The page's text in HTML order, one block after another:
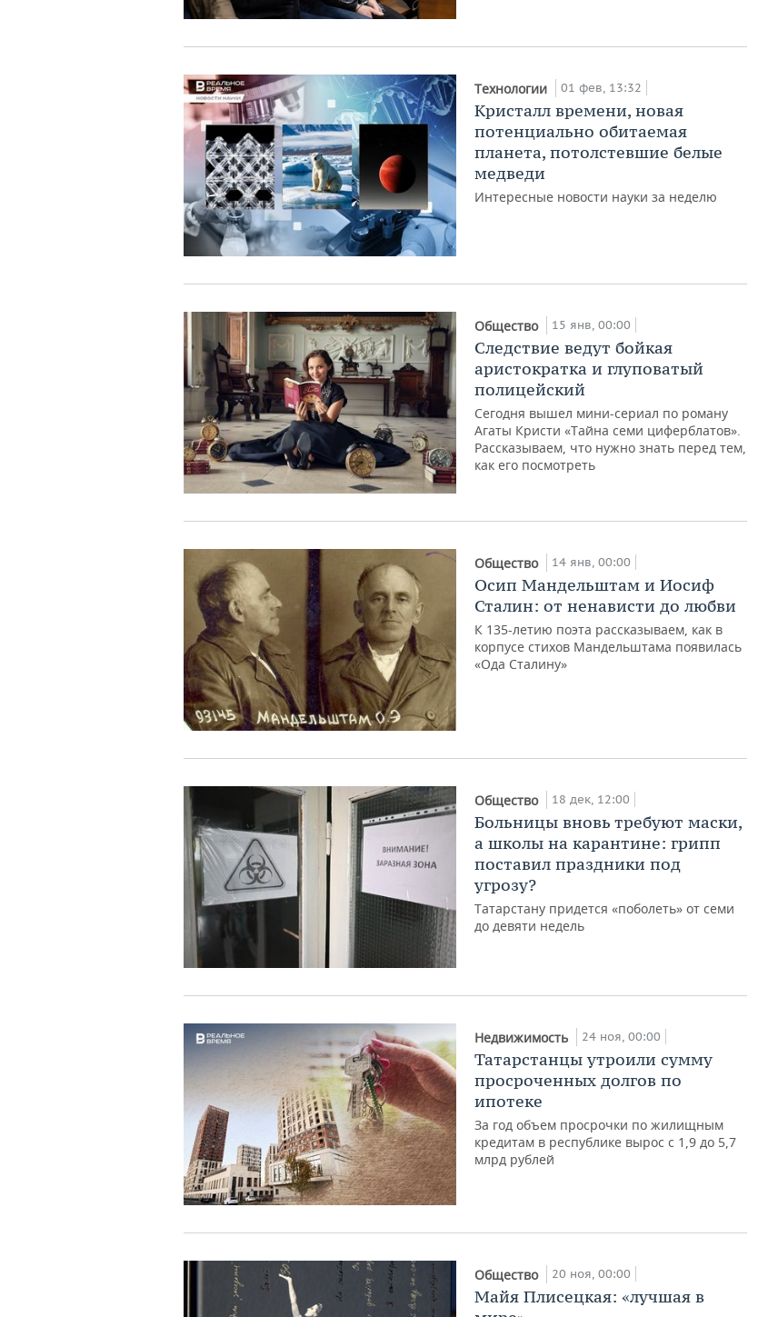
Технологии 01 фев, 13:32
Кристалл времени, новая
потенциально обитаемая
планета, потолстевшие белые
медведи
Интересные новости науки за неделю
Общество 15 янв, 00:00
Следствие ведут бойкая
аристократка и глуповатый
полицейский
Сегодня вышел мини-сериал по роману
Агаты Кристи «Тайна семи циферблатов».
Рассказываем, что нужно знать перед тем,
как его посмотреть
Общество 14 янв, 00:00
Осип Мандельштам и Иосиф
Сталин: от ненависти до любви
К 135-летию поэта рассказываем, как в
корпусе стихов Мандельштама появилась
«Ода Сталину»
Общество 18 дек, 12:00
Больницы вновь требуют маски,
а школы на карантине: грипп
поставил праздники под
угрозу?
Татарстану придется «поболеть» от семи
до девяти недель
Недвижимость 24 ноя, 00:00
Татарстанцы утроили сумму
просроченных долгов по
ипотеке
За год объем просрочки по жилищным
кредитам в республике вырос с 1,9 до 5,7
млрд рублей
Общество 20 ноя, 00:00
Майя Плисецкая: «лучшая в